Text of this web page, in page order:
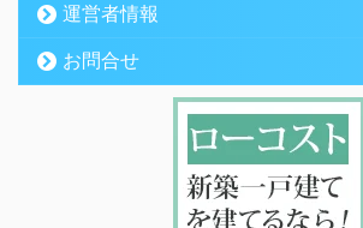
運営者情報
お問合せ